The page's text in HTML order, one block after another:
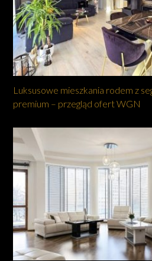
Luksusowe mieszkania rodem z
premium – przegląd ofert WGN